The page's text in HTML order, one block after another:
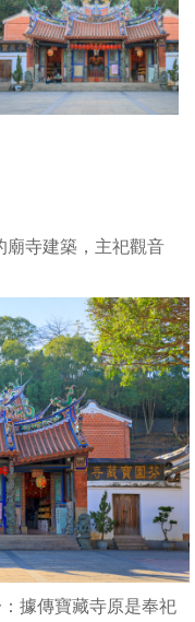
藏
寺
原
為
三
雙
護
龍
的
廟
寺
建
殿
為
斷
寺建築，主祀觀音
據傳寶藏寺原是奉祀